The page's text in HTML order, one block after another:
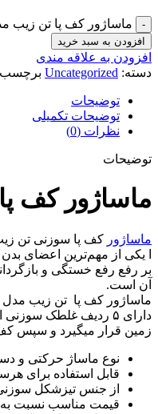
ماساژور کف پا تن زیب
افزودن به سبد خرید
افزودن به علاقه مندی
دسته: Uncategorized
توضیحات
توضیحات تکمیلی
نظرات (0)
توضیحات
ماساژور کف
ماساژور کف پا سوزنی تن
ا یکی از مهم‌ترین اعضای
بر رفع رفع خستگی و
آن است.
ماساژور کف پا تن زیب مدل
دارای ۵ ردیف غلطک سوزنی است که توسط یک بدنه پلاستیکی نگه داشته شده است. این وسیله مفید و کاربردی روی
زمین قرار میگیرد و سپس
نوع ماساژ حرکتی و
قابل استفاده برای
از جنس تیزشکل
قیمت مناسب نسبت به